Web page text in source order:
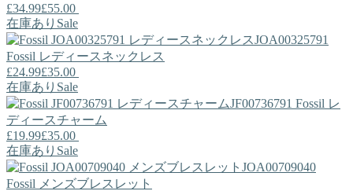
£34.99£55.00
在庫あり Sale
JOA00325791
Fossil レディースネックレス
£24.99£35.00
在庫あり Sale
JF00736791 Fossil レ
ディースチャーム
£19.99£35.00
在庫あり Sale
JOA00709040
Fossil メンズブレスレット